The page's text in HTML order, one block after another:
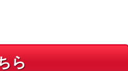
ら